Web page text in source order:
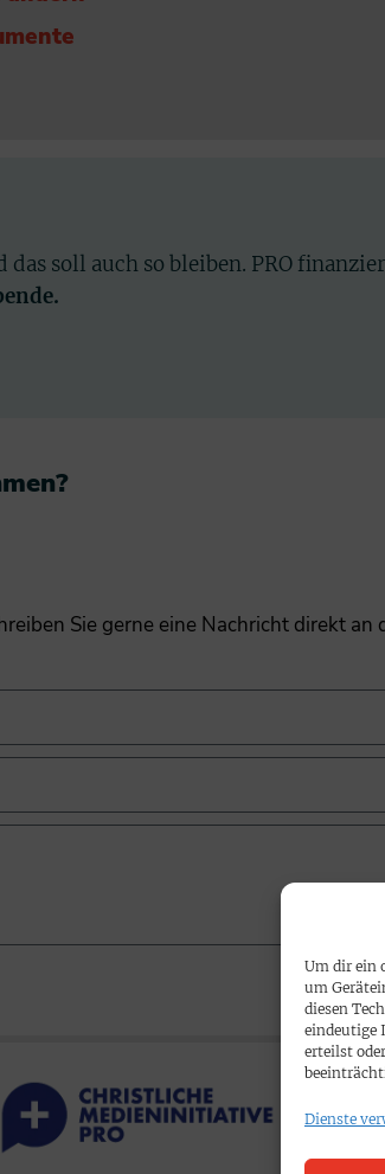
Um dir ein
um
diesen
eindeutige
erteilst
Dienste
soll auch so bleiben. PRO
Sie gerne eine Nachricht direkt an